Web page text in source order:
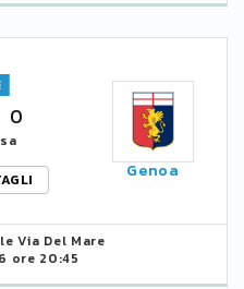
0
Genoa
Via Del Mare
ore 20:45